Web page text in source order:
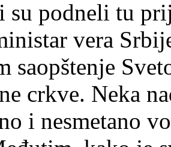
podneli tu
vera
saopštenje
crkve. Neka
i nesmetano